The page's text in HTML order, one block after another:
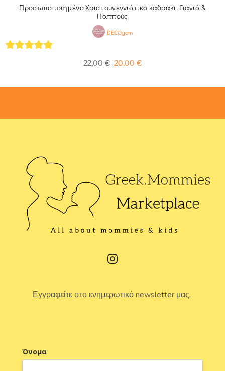
Προσωποποιημένο Χριστουγεννιάτικο καδράκι, Γιαγιά &
Παππούς
DECOgem
22,00€ 20,00 €
Εγγραφείτε στο ενημερωτικό newsletter μας.
Όνομα